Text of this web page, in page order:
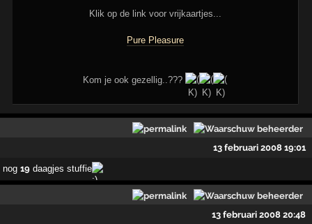
Klik op de link voor vrijkaartjes...
Pure Pleasure
Kom je ook gezellig..???
13 februari 2008 19:01
nog 19daagjes stuffie
13 februari 2008 20:48